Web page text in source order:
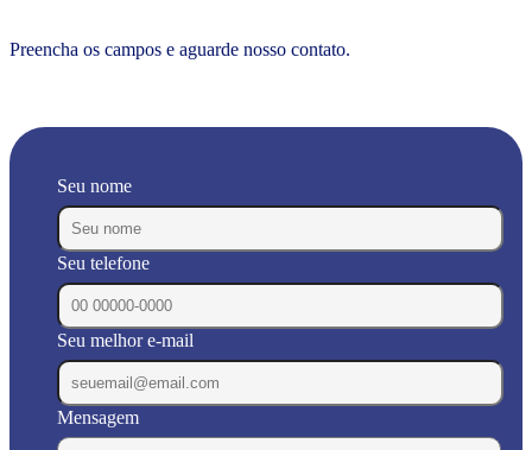
Preencha os campos e aguarde nosso contato.
Seu nome
Seu telefone
Seu melhor e-mail
Mensagem